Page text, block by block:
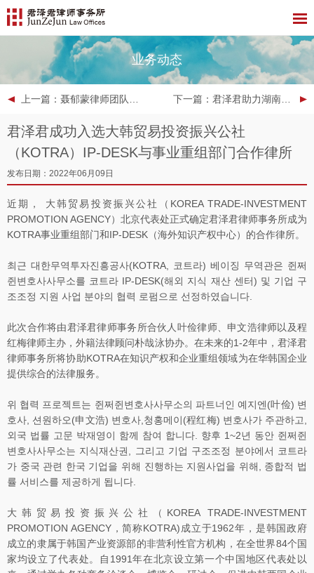
业务动态
上一篇 ：聂郁蒙律师团队为南京江北新区铁路建设投资有限责任公司2022年面向专业投资者非公开发行公司债券提供法律服务 下一篇 ：君泽君助力湖南智谷与中国金茂就湘江智谷•东山湾国际新城项目达成合作
君泽君成功入选大韩贸易投资振兴公社
（KOTRA）IP-DESK与事业重组部门合作律所
发布日期：2022年06月09日
近期， 大韩贸易投资振兴公社（KOREA TRADE-INVESTMENT
PROMOTION AGENCY）北京代表处正式确定君泽君律师事务所成为
KOTRA事业重组部门和IP-DESK（海外知识产权中心）的合作律所。
최근 대한무역투자진흥공사(KOTRA, 코트라) 베이징 무역관은 쥔쩌
쥔변호사사무소를 코트라 IP-DESK(해외 지식 재산 센터) 및 기업 구
조조정 지원 사업 분야의 협력 로펌으로 선정하였습니다.
此次合作将由君泽君律师事务所合伙人叶俭律师、申文浩律师以及程
红梅律师主办，外籍法律顾问朴哉泳协办。在未来的1-2年中，君泽君
律师事务所将协助KOTRA在知识产权和企业重组领域为在华韩国企业
提供综合的法律服务。
위 협력 프로젝트는 쥔쩌쥔변호사사무소의 파트너인 예지엔(叶俭) 변
호사, 션원하오(申文浩) 변호사,청홍메이(程红梅) 변호사가 주관하고,
외국 법률 고문 박재영이 함께 참여 합니다. 향후 1~2년 동안 쥔쩌쥔
변호사사무소는 지식재산권, 그리고 기업 구조조정 분야에서 코트라
가 중국 관련 한국 기업을 위해 진행하는 지원사업을 위해, 종합적 법
률 서비스를 제공하게 됩니다.
大韩贸易投资振兴公社（KOREA TRADE-INVESTMENT
PROMOTION AGENCY，简称KOTRA)成立于1962年，是韩国政府
成立的隶属于韩国产业资源部的非营利性官方机构，在全世界84个国
家均设立了代表处。自1991年在北京设立第一个中国地区代表处以